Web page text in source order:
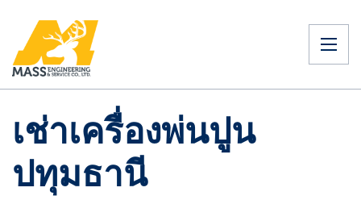
เช่าเครื่องพ่นปูน
ปทุมธานี